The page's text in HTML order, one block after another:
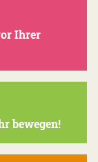
Ihrer
bewegen!